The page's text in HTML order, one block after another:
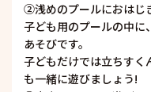
②浅めのプールにおはじ
子ども用のプールの中に
あそびです。
子どもだけでは立ちすく
も一緒に遊びましょう!